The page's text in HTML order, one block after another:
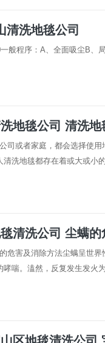
清洗地毯公司
般程序：A、全面吸尘B
地毯公司 清洗地
司或者家庭，都会选择使
清洗地毯都存在着或大或小
清洗公司 尘螨
危害及消除方法尘螨呈世
哮喘。溘然，反复发生发火